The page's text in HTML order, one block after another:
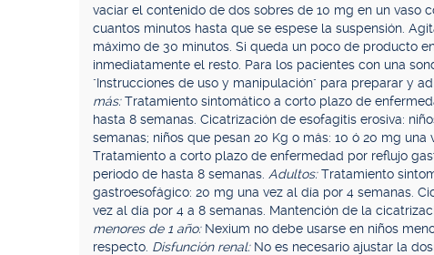
vaciar el contenido de dos sobres de 10 mg en un vaso
cuantos minutos hasta que se espese la suspensión.
máximo de 30 minutos. Si queda un poco de producto
inmediatamente el resto. Para los pacientes con una
"Instrucciones de uso y manipulación" para preparar y
más:Tratamiento sintomático a corto plazo de
hasta 8 semanas. Cicatrización de esofagitis erosiva:
semanas; niños que pesan 20 Kg o más: 10 ó 20 mg una
Tratamiento a corto plazo de enfermedad por reflujo
periodo de hasta 8 semanas. Adultos:Tratamiento
gastroesofágico: 20 mg una vez al día por 4 semanas.
vez al día por 4 a 8 semanas. Mantención de la
menores de 1 año: Nexium no debe usarse en niños
respecto. Disfunción renal: No es necesario ajustar la